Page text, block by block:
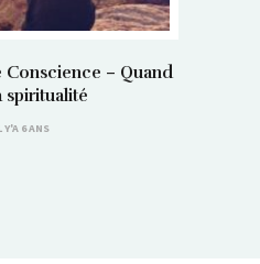
– Quand
spiritualité
Y'A 6 ANS